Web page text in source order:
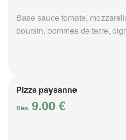
Base sauce tomate,
boursin, pommes de terre,
Pizza paysanne
Dès 9.00 €